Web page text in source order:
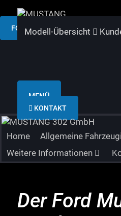
FORD MUSTANG US VS. EU
Modell-Übersicht
MENÜ
KONTAKT
Home Allgemeine
Weitere Informationen
Der Ford